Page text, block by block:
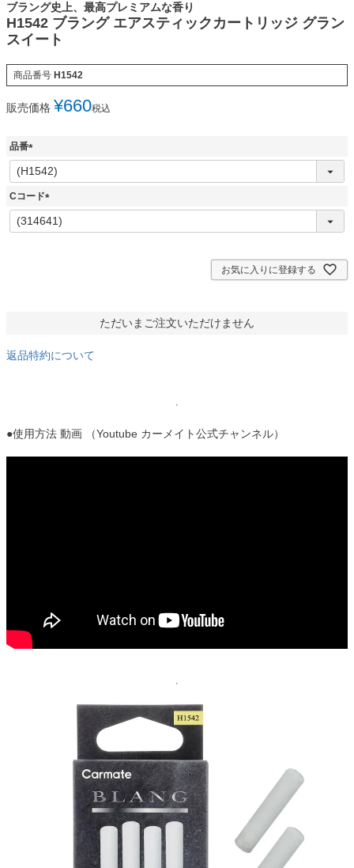
ブラング史上、最高プレミアムな香り
H1542 ブラング エアスティックカートリッジ グラン
スイート
商品番号 H1542
販売価格 ¥660税込
品番
(
必
須
Cコード
(
必
お気に入りに登録する
ただいまご注文いただけません
返品特約について
●使用方法 動画 （Youtube カーメイト公式チャンネル）